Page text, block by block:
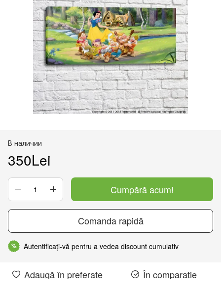
В наличии
350Lei
Cumpără acum!
Comanda rapidă
% Autentificați-vă pentru a vedea discount cumulativ
Adaugă în preferate În comparație